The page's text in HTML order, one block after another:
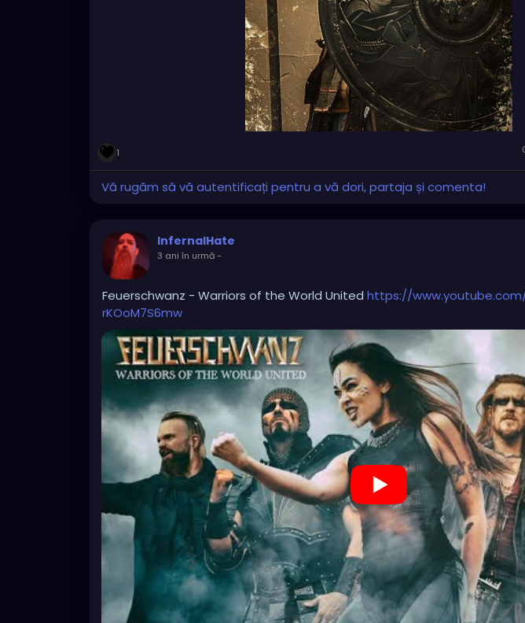
1
Vă rugăm să vă autentificați pentru a vă dori, partaja și comenta!
InfernalHate
3 ani în urmă-
Feuerschwanz - Warriors of the World United https://
rKOoM7S6mw